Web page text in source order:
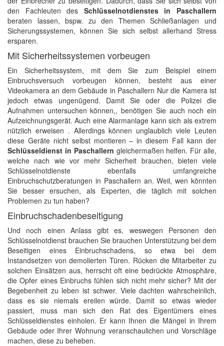
den Fachleuten des Schlüsselnotdienstes in Paschallern
beraten lassen, bspw. zu den Themen Schließanlagen und
Sicherungssystemen, können Sie sich selbst allerhand Stress
ersparen.
Mit Sicherheitssystemen vorbeugen
Ein Sicherheitssystem, mit dem Sie zum Beispiel einem
Einbruchsversuch vorbeugen können, besteht aus einer
Videokamera an dem Gebäude in Paschallern Nur die Kamera ist
jedoch etwas ungenügend. Damit Sie oder die Polizei die
Aufnahmen untersuchen können,, benötigen Sie auch noch ein
Aufzeichnungsgerät. Auch eine Alarmanlage kann sich als extrem
nützlich erweisen . Allerdings können unglaublich viele Leuten
diese Geräte nicht selbst montieren – in diesem Fall kann der
Schlüsseldienst in Paschallern gleichermaßen helfen. Für alle,
welche nach wie vor mehr Sicherheit brauchen, bieten viele
Schlüsselnotdienste ebenfalls umfangreiche
Einbruchschutzberatungen in Paschallern an. Weil, wen könnten
Sie besser ersuchen, als Experten, die täglich mit solchen
Problemen zu tun haben?
Einbruchschadenbeseitigung
Und noch einen Anlass gibt es, weswegen Personen den
Schlüsselnotdienst brauchen Sie brauchen Unterstützung bei dem
Beseitigen eines Einbruchschadens, so etwa bei dem
Instandsetzen von demolierten Türen. Rücken die Mitarbeiter zu
solchen Einsätzen aus, herrscht oft eine bedrückte Atmosphäre,
die Opfer eines Einbruchs fühlen sich nicht mehr sicher? Mit der
Begebenheit zu leben ist schwer. Viele dachten wahrscheinlich,
dass es sie niemals ereilen würde. Damit so etwas wieder
passiert, muss man sich den Rat des Eigentümers eines
Schlüsseldienstes einholen. Er kann Ihnen die Mängel in Ihrem
Gebäude oder Ihrer Wohnung veranschaulichen und Vorschläge
machen, diese zu beheben.